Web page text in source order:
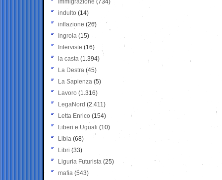
Immigrazione (734)
indulto (14)
inflazione (26)
Ingroia (15)
Interviste (16)
la casta (1.394)
La Destra (45)
La Sapienza (5)
Lavoro (1.316)
LegaNord (2.411)
Letta Enrico (154)
Liberi e Uguali (10)
Libia (68)
Libri (33)
Liguria Futurista (25)
mafia (543)